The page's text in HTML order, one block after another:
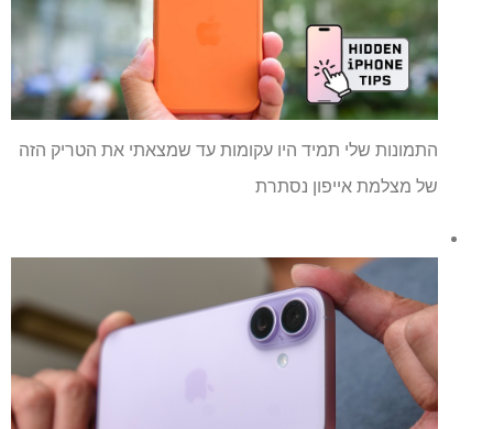
התמונות שלי תמיד היו עקומות עד שמצאתי את הטריק הזה
של מצלמת אייפון נסתרת